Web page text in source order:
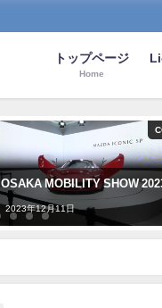
トップページ
Home
OSAKA MOBILITY SHOW
2023年12月11日